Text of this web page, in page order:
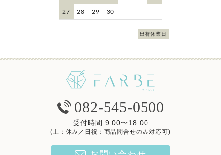
27 28 29 30
出荷休業日
082-545-0500
受付時間:9:00〜18:00
(土：休み／日祝：商品問合せのみ対応可)